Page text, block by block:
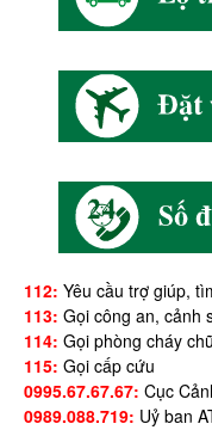
112: Yêu cầu trợ giúp,
113: Gọi công an, cảnh
114: Gọi phòng cháy
115: Gọi cấp cứu
0995.67.67.67: Cục
0989.088.719: Uỷ ban